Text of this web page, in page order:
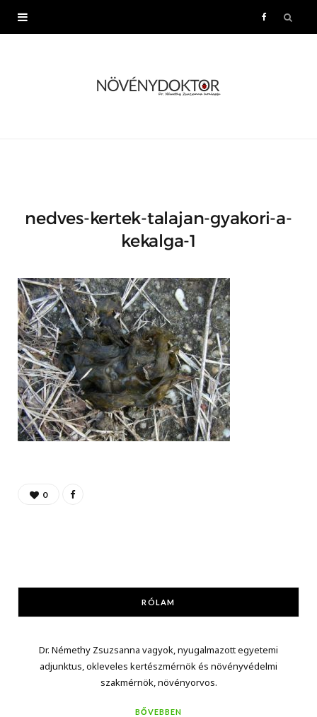
o
nedves-kertek-talajan-gyakori-a-
kekalga-1
0
RÓLAM
Dr. Némethy Zsuzsanna vagyok, nyugalmazott egyetemi
adjunktus, okleveles kertészmérnök és növényvédelmi
szakmérnök, növényorvos.
BŐVEBBEN